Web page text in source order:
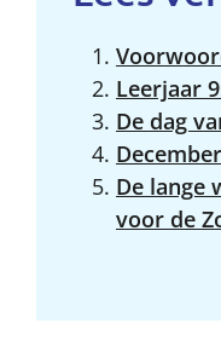
Leerjaar
De dag
De lange
voor de